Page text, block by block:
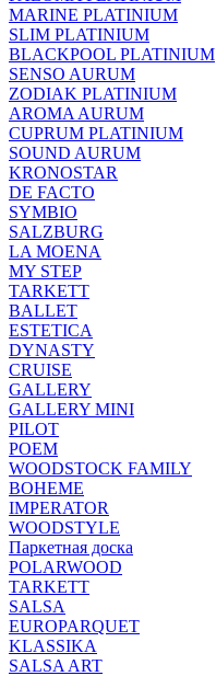
MARINE PLATINIUM
SLIM PLATINIUM
BLACKPOOL PLATINIUM
SENSO AURUM
ZODIAK PLATINIUM
AROMA AURUM
CUPRUM PLATINIUM
SOUND AURUM
KRONOSTAR
DE FACTO
SYMBIO
SALZBURG
LA MOENA
MY STEP
TARKETT
BALLET
ESTETICA
DYNASTY
CRUISE
GALLERY
GALLERY MINI
PILOT
POEM
WOODSTOCK FAMILY
BOHEME
IMPERATOR
WOODSTYLE
Паркетная доска
POLARWOOD
TARKETT
SALSA
EUROPARQUET
KLASSIKA
SALSA ART